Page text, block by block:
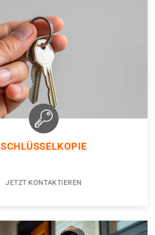
SCHLÜSSELKOPIE
JETZT KONTAKTIEREN